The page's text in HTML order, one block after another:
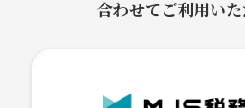
合わせてご利用い